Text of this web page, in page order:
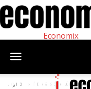
Economix
Αρχική Ετικέτες